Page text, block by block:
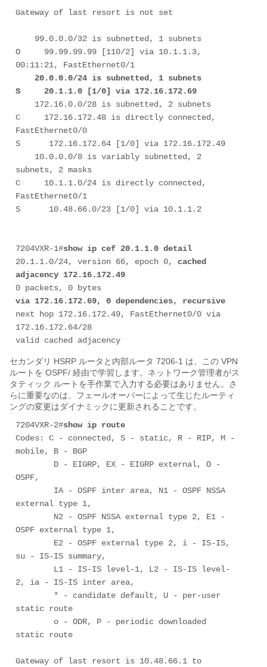
Gateway of last resort is not set
O     99.99.99.99 [110/2] via 10.1.1.3,
00:11:21, FastEthernet0/1
20.0.0.0/24 is subnetted, 1 subnets
S     20.1.1.0 [1/0] via 172.16.172.69
C     172.16.172.48 is directly connected,
FastEthernet0/0
S      172.16.172.64 [1/0] via 172.16.172.49
subnets, 2 masks
C     10.1.1.0/24 is directly connected,
FastEthernet0/1
S      10.48.66.0/23 [1/0] via 10.1.1.2
7204VXR-1#show ip cef 20.1.1.0 detail
20.1.1.0/24, version 66, epoch 0, cached
adjacency 172.16.172.49
via 172.16.172.69, 0 dependencies, recursive
next hop 172.16.172.49, FastEthernet0/0 via
172.16.172.64/28
valid cached adjacency
セカンダリ HSRP ルータと内部ルータ 7206-1 は、この VPN
ルートを OSPF/ 経由で学習します。ネットワーク管理者がス
タティック ルートを手作業で入力する必要はありません。さ
らに重要なのは、フェールオーバーによって生じたルーティ
ングの変更はダイナミックに更新されることです。
7204VXR-2#show ip route
Codes: C - connected, S - static, R - RIP, M -
mobile, B - BGP
OSPF,
external type 1,
OSPF external type 1,
su - IS-IS summary,
2, ia - IS-IS inter area,
static route
static route
Gateway of last resort is 10.48.66.1 to